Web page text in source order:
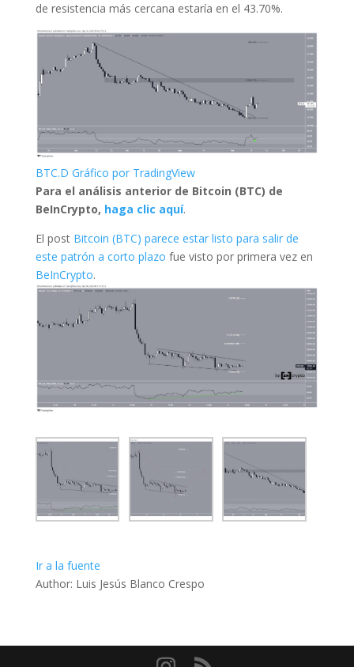
de resistencia más cercana estaría en el 43.70%.
BTC.D Gráfico por TradingView
Para el análisis anterior de Bitcoin (BTC) de
BeInCrypto, haga clic aquí.
El post Bitcoin (BTC) parece estar listo para salir de
este patrón a corto plazo fue visto por primera vez en
BeInCrypto.
Ir a la fuente
Author: Luis Jesús Blanco Crespo